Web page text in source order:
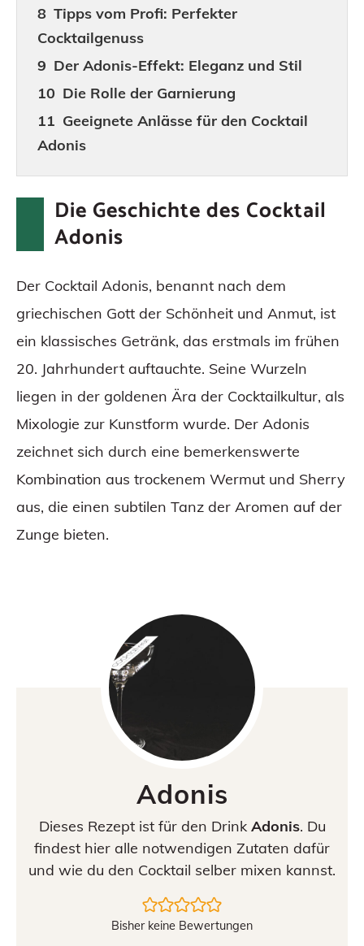
Tipps vom Profi: Perfekter
Cocktailgenuss
Der Adonis-Effekt: Eleganz und Stil
Die Rolle der Garnierung
Geeignete Anlässe für den Cocktail
Adonis
Die soziale Bedeutung von Cocktails
Abschluss
FAQs zum Cocktail Adonis
Die Geschichte des Cocktail
Adonis
Der Cocktail Adonis, benannt nach dem
griechischen Gott der Schönheit und Anmut, ist
ein klassisches Getränk, das erstmals im frühen
20. Jahrhundert auftauchte. Seine Wurzeln
liegen in der goldenen Ära der Cocktailkultur, als
Mixologie zur Kunstform wurde. Der Adonis
zeichnet sich durch eine bemerkenswerte
Kombination aus trockenem Wermut und Sherry
aus, die einen subtilen Tanz der Aromen auf der
Zunge bieten.
Adonis
Dieses Rezept ist für den Drink Adonis. Du
findest hier alle notwendigen Zutaten dafür
und wie du den Cocktail selber mixen kannst.
Bisher keine Bewertungen